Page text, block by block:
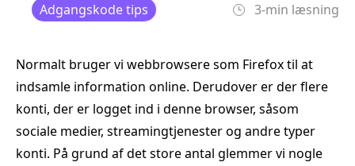
Adgangskode tips
3-min læsning
Normalt bruger vi webbrowsere som Firefox til at
indsamle information online. Derudover er der flere
konti, der er logget ind i denne browser, såsom
sociale medier, streamingtjenester og andre typer
konti. På grund af det store antal glemmer vi nogle